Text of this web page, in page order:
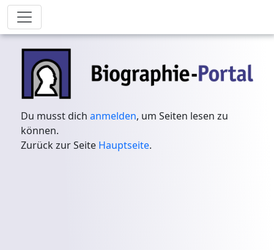
Du musst dichanmelden, um Seiten lesen zu
können.
Zurück zur Seite Hauptseite.